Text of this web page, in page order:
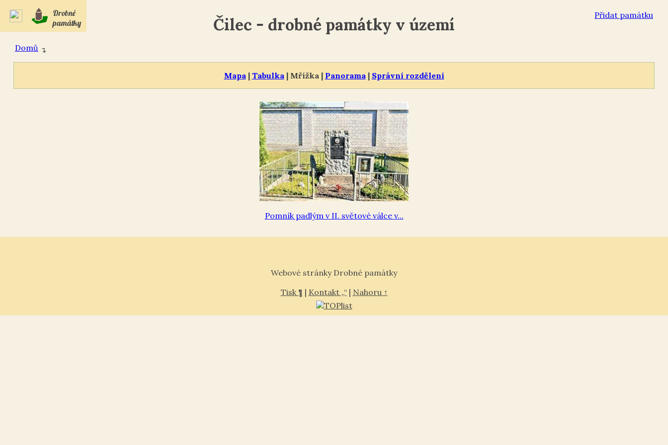
Přidat památku
Drobné
památky
Čilec - drobné památky v území
Domů ↴
Mapa | Tabulka | Mřížka | Panorama | Správní rozdělení
Pomník padlým v II. světové válce v...
Webové stránky Drobné památky
Tisk ¶ | Kontakt „“| Nahoru ↑